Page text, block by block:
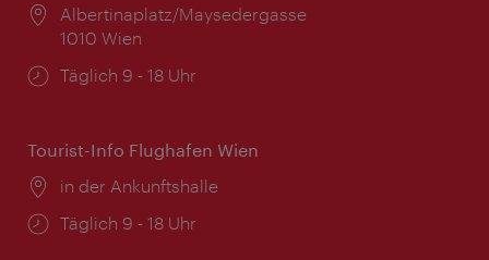
Ort:
Albertinaplatz/Maysedergasse
1010 Wien
Öffnungszeiten:
Täglich 9 - 18 Uhr
Tourist-Info Flughafen Wien
Ort:
in der Ankunftshalle
Öffnungszeiten:
Täglich 9 - 18 Uhr